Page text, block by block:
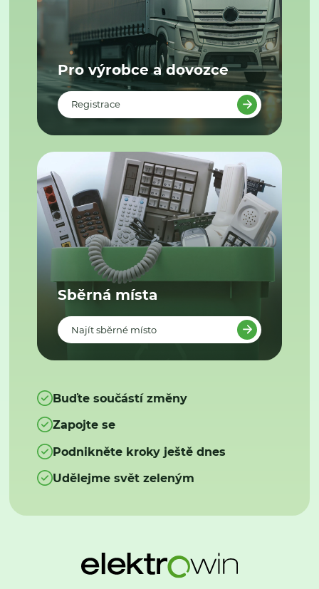
Pro výrobce a dovozce
Registrace
Sběrná místa
Najít sběrné místo
Buďte součástí změny
Zapojte se
Podnikněte kroky ještě dnes
Udělejme svět zeleným